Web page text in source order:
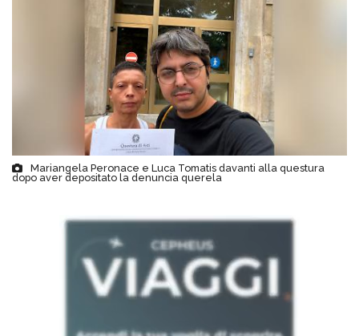
Mariangela Peronace e Luca Tomatis davanti alla questura
dopo aver depositato la denuncia querela